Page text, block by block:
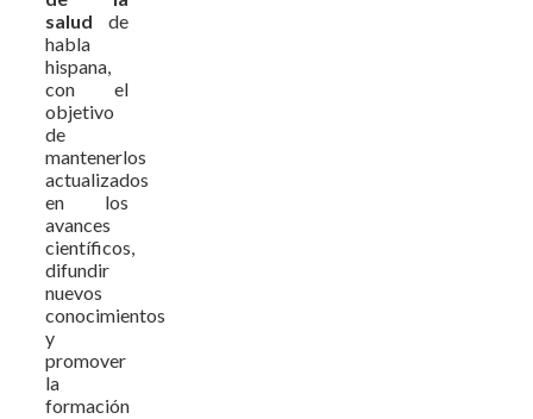
salud de
habla
hispana,
con el
objetivo
de
mantenerlos
actualizados
en los
avances
científicos,
difundir
nuevos
conocimientos
y
promover
la
formación